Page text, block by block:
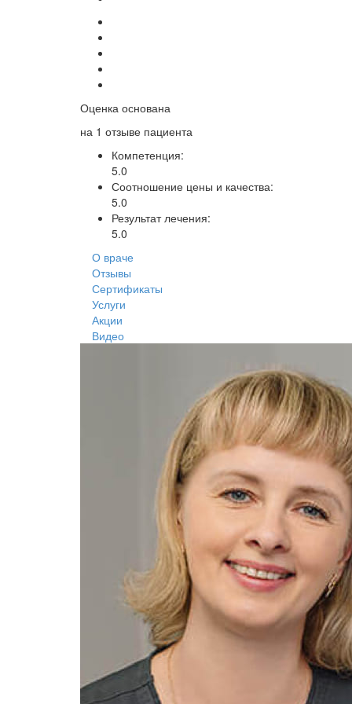
Оценка основана
на 1 отзыве пациента
Компетенция:
5.0
Соотношение цены и качества:
5.0
Результат лечения:
5.0
О враче
Отзывы
Сертификаты
Услуги
Акции
Видео